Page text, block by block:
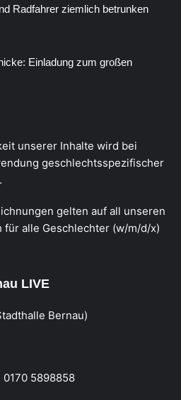
Radfahrer ziemlich betrunken
Einladung zum großen
unserer Inhalte wird bei
geschlechtsspezifischer
gelten auf all unseren
alle Geschlechter (w/m/d/x)
LIVE
Bernau)
5898858